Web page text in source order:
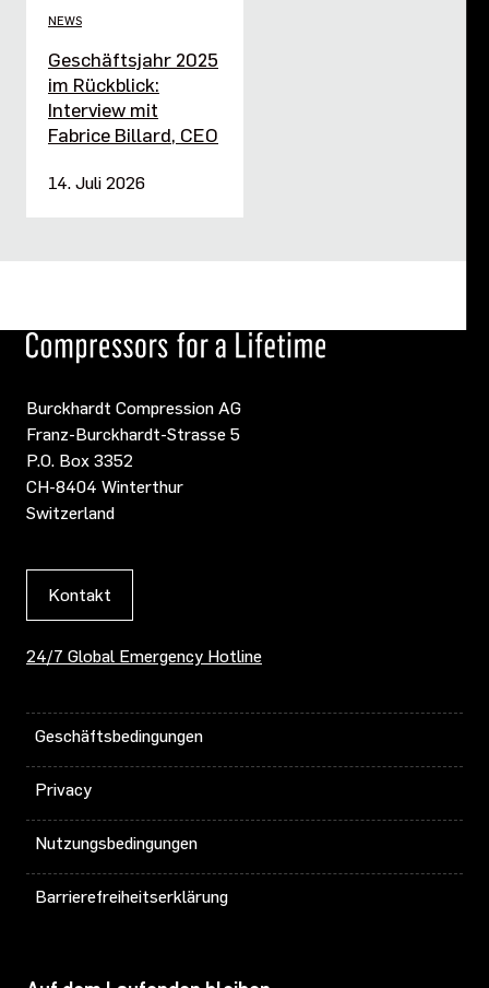
NEWS
Geschäftsjahr 2025
im Rückblick:
Interview mit
Fabrice Billard, CEO
14. Juli 2026
Burckhardt Compression AG
Franz-Burckhardt-Strasse 5
P.O. Box 3352
CH-8404 Winterthur
Switzerland
Kontakt
24/7 Global Emergency Hotline
Geschäftsbedingungen
Privacy
Nutzungsbedingungen
Barrierefreiheitserklärung